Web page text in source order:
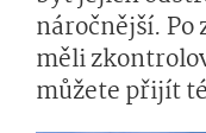
náročnější. Po
měli
můžete přijít